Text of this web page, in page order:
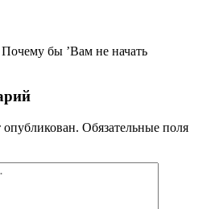
бы ’Вам не начать
опубликован. Обязательные поля